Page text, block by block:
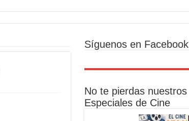
Síguenos en Facebook
No te pierdas nuestros
Especiales de Cine